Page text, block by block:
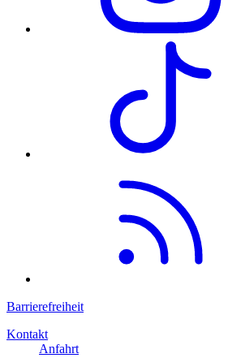
Barrierefreiheit
Kontakt
Anfahrt